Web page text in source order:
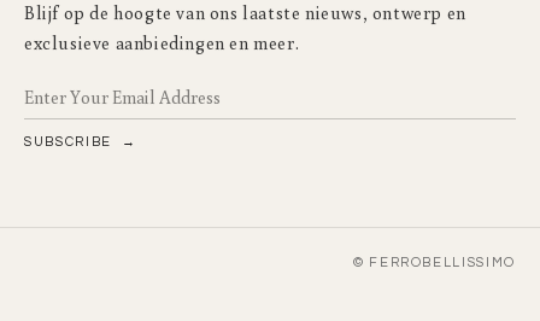
Blijf op de hoogte van ons laatste nieuws, ontwerp en
exclusieve aanbiedingen en meer.
SUBSCRIBE
© FERROBELLISSIMO